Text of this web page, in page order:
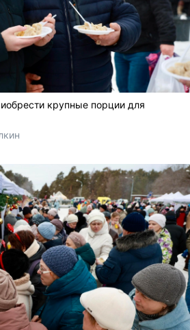
крупные порции для